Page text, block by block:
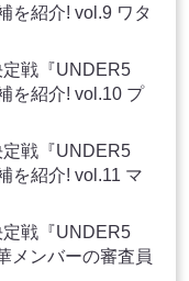
を紹介! vol.9 ワタ
戦『UNDER5
を紹介! vol.10 プ
戦『UNDER5
を紹介! vol.11 マ
戦『UNDER5
メンバーの審査員